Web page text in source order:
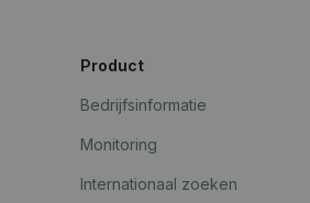
Product
Bedrijfsinformatie
Monitoring
Internationaal zoeken